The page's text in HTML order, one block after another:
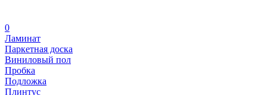
0
Ламинат
Паркетная доска
Виниловый пол
Пробка
Подложка
Плинтус